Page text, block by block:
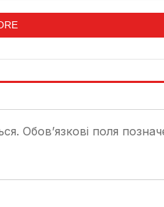
Обов’язкові поля